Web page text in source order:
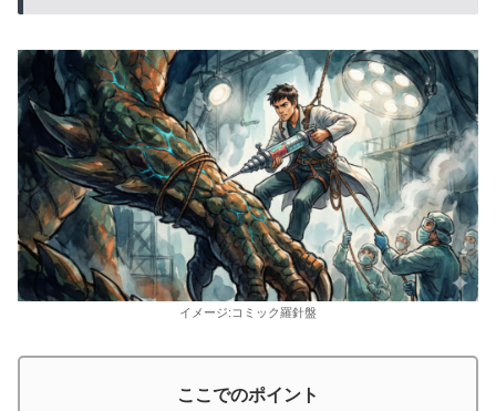
イメージ:コミック羅針盤
ここでのポイント